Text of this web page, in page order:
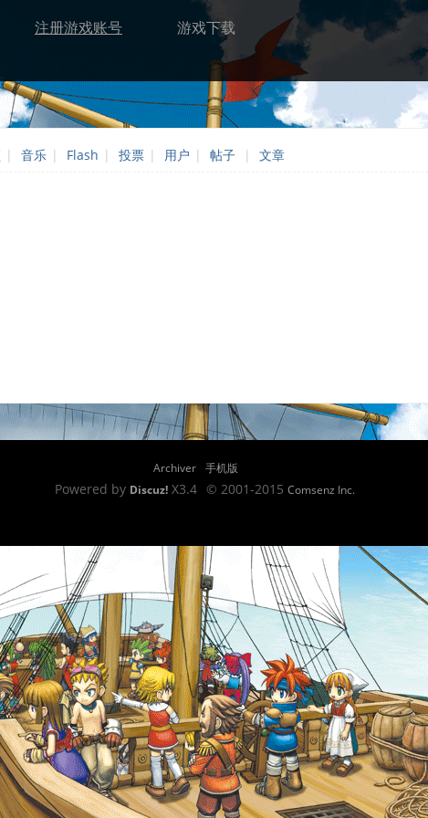
注册游戏账号 游戏下载
| 音乐 | Flash | 投票 | 用户 | 帖子 | 文章
Archiver 手机版
Powered by Discuz! X3.4 © 2001-2015 Comsenz Inc.